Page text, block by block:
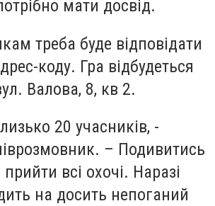
мати досвід.
треба буде відповідати
коду. Гра відбудеться
Валова, 8, кв 2.
20 учасників, -
– Подивитись
всі охочі. Наразі
на досить непоганий